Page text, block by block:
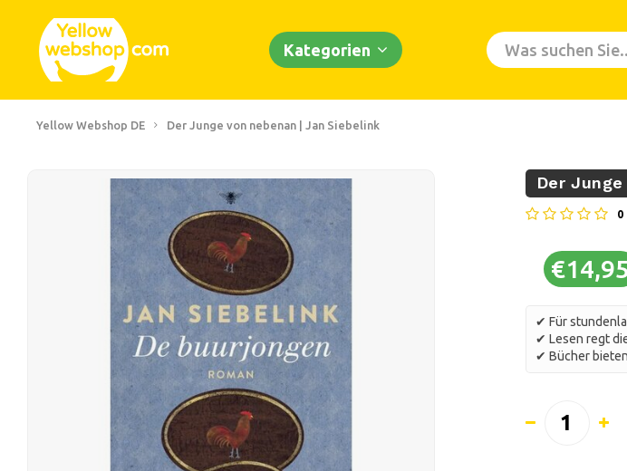
Kategorien
Yellow Webshop DE Der Junge von nebenan | Jan Siebelink
Der
0
€14,95
✔ Für
✔ Lesen regt
✔ Bücher